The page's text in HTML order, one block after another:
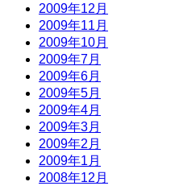
2009年12月
2009年11月
2009年10月
2009年7月
2009年6月
2009年5月
2009年4月
2009年3月
2009年2月
2009年1月
2008年12月